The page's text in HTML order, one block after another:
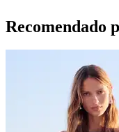
Recomendado